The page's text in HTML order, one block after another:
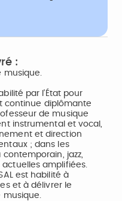
:
musique.
par l’État pour
continue diplômante
de musique
instrumental et vocal,
et direction
; dans les
jazz,
amplifiées.
est habilité à
et à délivrer le
musique.